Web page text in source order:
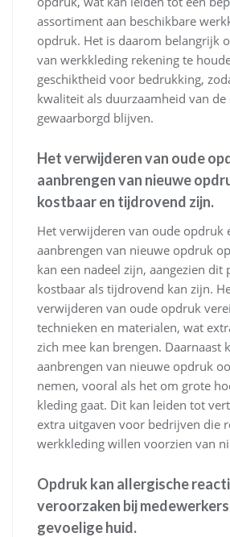
assortiment aan beschikbare
opdruk. Het is daarom belangrijk
van werkkleding rekening te
geschiktheid voor bedrukking,
kwaliteit als duurzaamheid van
gewaarborgd blijven.
Het verwijderen van oude
aanbrengen van nieuwe
kostbaar en tijdrovend zijn.
Het verwijderen van oude opdruk
aanbrengen van nieuwe opdruk
kan een nadeel zijn, aangezien dit
kostbaar als tijdrovend kan zijn.
verwijderen van oude opdruk
technieken en materialen, wat
zich mee kan brengen. Daarnaast
aanbrengen van nieuwe opdruk
nemen, vooral als het om grote
kleding gaat. Dit kan leiden tot
extra uitgaven voor bedrijven die
werkkleding willen voorzien van
Opdruk kan allergische
veroorzaken bij
gevoelige huid.